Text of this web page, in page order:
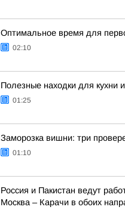
Оптимальное время для
02:10
Полезные находки для кухни
01:25
Заморозка вишни: три
01:10
Россия и Пакистан ведут
Москва – Карачи в обоих